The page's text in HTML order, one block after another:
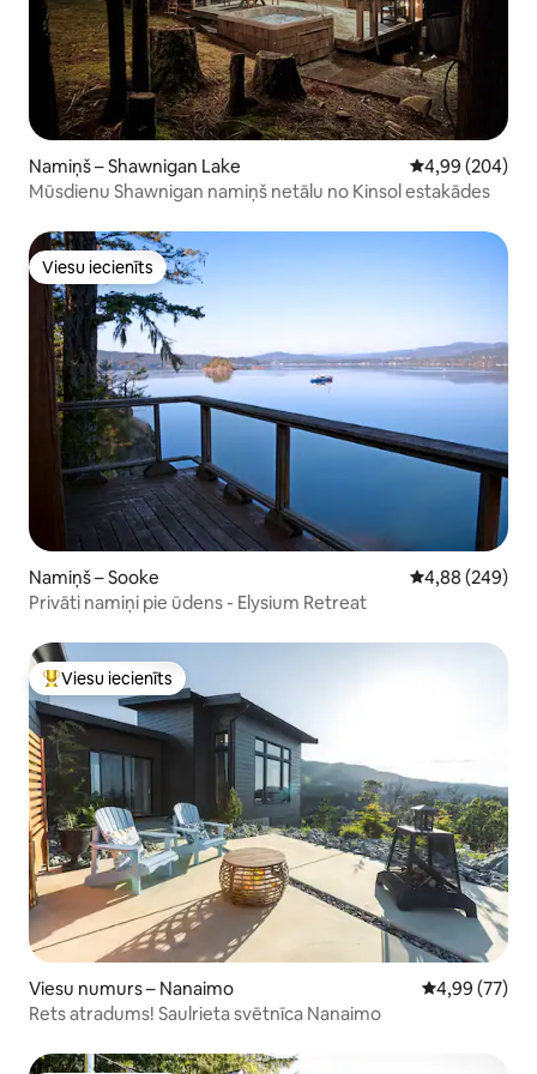
Namiņš – Shawnigan Lake Vidējais
4,99 (204)
Mūsdienu Shawnigan namiņš netālu no Kinsol estakādes
Viesu iecienīts
Viesu iecienīts
Namiņš – Sooke Vidējais
4,88 (249)
Privāti namiņi pie ūdens - Elysium Retreat
Populārs viesu iecienīts mājoklis
Viesu iecienīts
Viesu numurs – Nanaimo Vidējais
4,99 (77)
Rets atradums! Saulrieta svētnīca Nanaimo